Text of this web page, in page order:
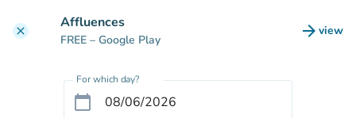
clear Affluences
FREE – Google Play arrow_forward view
(new
For which day?
calendar_today